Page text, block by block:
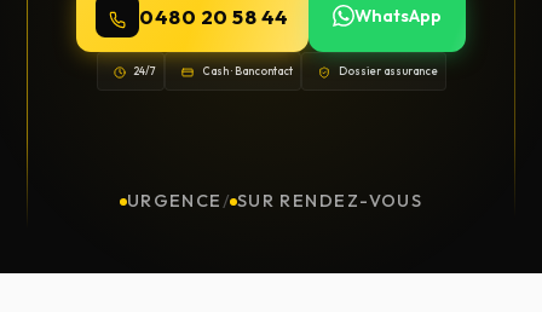
0480 20 58 44 WhatsApp
24/7 Cash · Bancontact Dossier assurance
URGENCE / SUR RENDEZ-VOUS